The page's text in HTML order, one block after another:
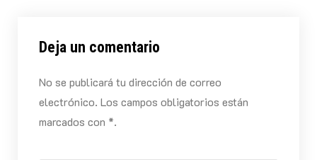
Deja un comentario
No se publicará tu dirección de correo
electrónico. Los campos obligatorios están
marcados con *.